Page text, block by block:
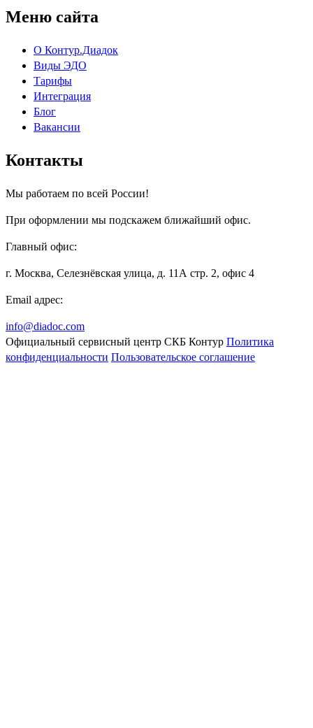
Меню сайта
О Контур.Диадок
Виды ЭДО
Тарифы
Интеграция
Блог
Вакансии
Контакты
Мы работаем по всей России!
При оформлении мы подскажем ближайший офис.
Главный офис:
г. Москва, Селезнёвская улица, д. 11А стр. 2, офис 4
Email адрес:
info@diadoc.com
Официальный сервисный центр СКБ Контур Политика
конфиденциальности Пользовательское соглашение